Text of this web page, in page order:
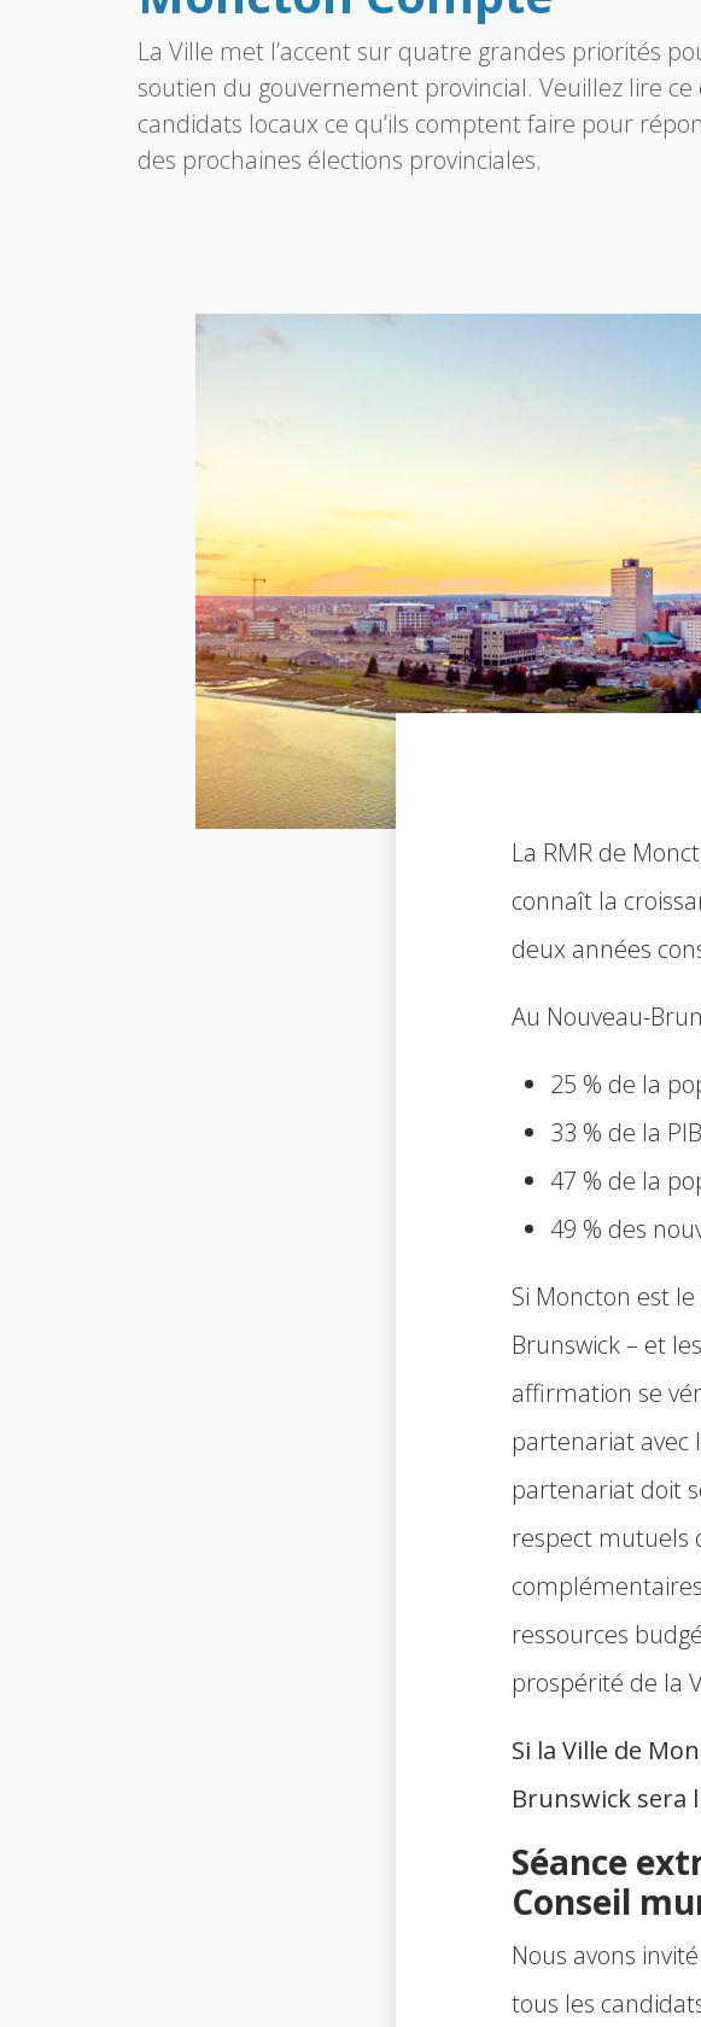
La Ville met l’accent sur quatre grandes priorités
soutien du gouvernement provincial. Veuillez lire
candidats locaux ce qu’ils comptent faire pour
des prochaines élections provinciales.
La RMR de
connaît la
deux années
Au Nouveau-
25 % de la
33 % de la PIB
47 % de la
49 % des
Si Moncton est
Brunswick – et
affirmation se
partenariat avec
partenariat doit
respect mutuels
ressources
prospérité de la
Si la Ville de
Brunswick sera
Séance
Conseil
Nous avons
tous les